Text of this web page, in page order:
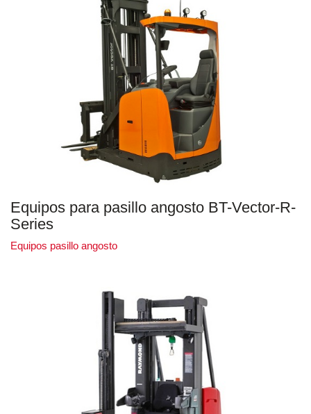
Equipos para pasillo angosto BT-Vector-R-
Series
Equipos pasillo angosto